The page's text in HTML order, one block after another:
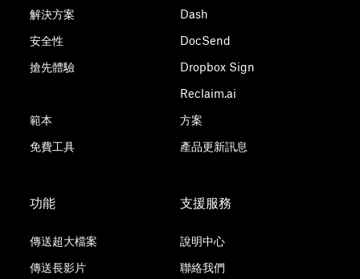
解決方案
安全性
搶先體驗
範本
免費工具
Dash
DocSend
Dropbox Sign
Reclaim.ai
方案
產品更新訊息
功能
傳送超大檔案
傳送長影片
支援服務
說明中心
聯絡我們